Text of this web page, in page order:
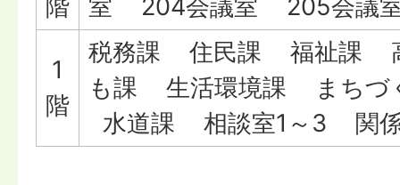
階 室 204会議室 205会議
1
階
税務課 住民課 福祉課
も課 生活環境課 まちづ
水道課 相談室1～3 関係